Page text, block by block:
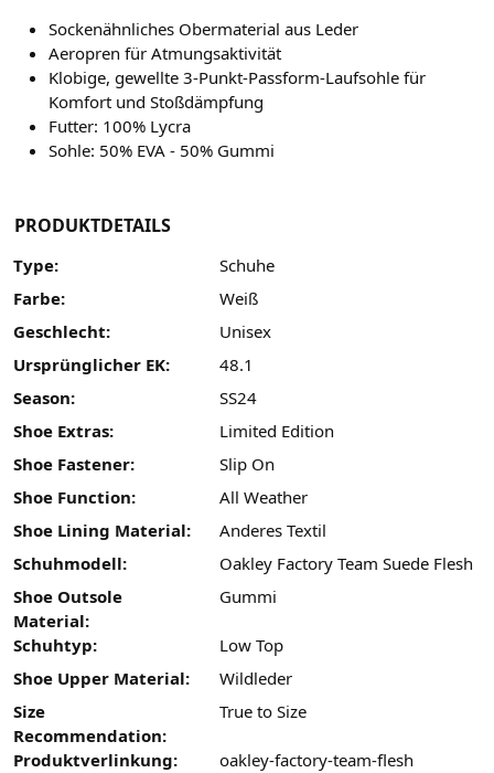
Sockenähnliches Obermaterial aus Leder
Aeropren für Atmungsaktivität
Klobige, gewellte 3-Punkt-Passform-Laufsohle für
Komfort und Stoßdämpfung
Futter: 100% Lycra
Sohle: 50% EVA - 50% Gummi
PRODUKTDETAILS
Type:
Schuhe
Farbe:
Weiß
Geschlecht:
Unisex
Ursprünglicher EK:
48.1
Season:
SS24
Shoe Extras:
Limited Edition
Shoe Fastener:
Slip On
Shoe Function:
All Weather
Shoe Lining Material:
Anderes Textil
Schuhmodell:
Oakley Factory Team Suede Flesh
Shoe Outsole
Material:
Gummi
Schuhtyp:
Low Top
Shoe Upper Material:
Wildleder
Size
Recommendation:
True to Size
Produktverlinkung:
oakley-factory-team-flesh